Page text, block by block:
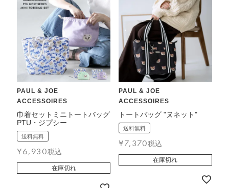
PAUL & JOE
ACCESSOIRES
巾着セットミニトートバッグ
PTU・ジプシー
送料無料
¥6,930税込
在庫切れ
PAUL & JOE
ACCESSOIRES
トートバッグ "ヌネット"
送料無料
¥7,370税込
在庫切れ